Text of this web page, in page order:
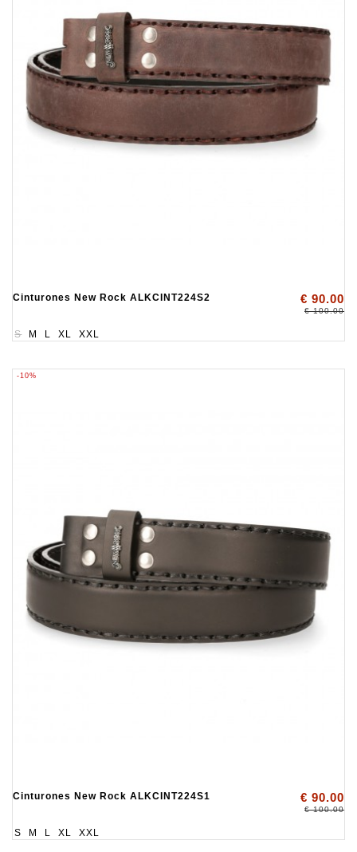
Cinturones New Rock ALKCINT224S2 € 90.00
€ 100.00
S M L XL XXL
-10%
Cinturones New Rock ALKCINT224S1 € 90.00
€ 100.00
S M L XL XXL